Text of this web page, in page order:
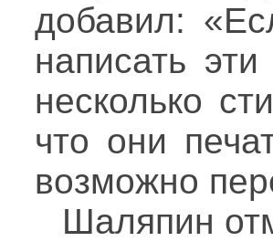
добавил:
написать
несколько
что они
возможно
Шаляпин